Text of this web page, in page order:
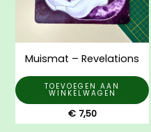
Muismat – Revelations
TOEVOEGEN AAN
WINKELWAGEN
€7,50